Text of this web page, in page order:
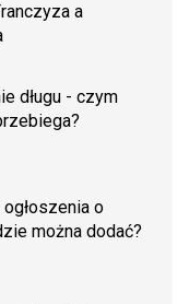
a
długu - czym
o
można dodać?